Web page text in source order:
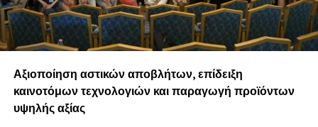
στην Ιερά Μεγίστη Μονή Βατοπεδίου. Τις επόμενες
ημέρες, οι κ.κ. Catchpole και Lazarou βρέθηκαν στις
Περιφερειακές Ενότητες Χαλκιδικής, Σερρών και Πέλλας.
Στη διάρκεια της περιήγησής τους, με τη συνοδεία και
καθοδήγηση των στελεχών τουρισμού της Περιφέρειας
Κεντρικής Μακεδονίας, οι δύο φιλοξενούμενοι
Αξιοποίηση αστικών αποβλήτων, επίδειξη
καινοτόμων τεχνολογιών και παραγωγή προϊόντων
υψηλής αξίας